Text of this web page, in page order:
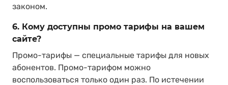
законом.
6. Кому доступны промо тарифы на вашем
сайте?
Промо-тарифы — специальные тарифы для новых
абонентов. Промо-тарифом можно
воспользоваться только один раз. По истечении